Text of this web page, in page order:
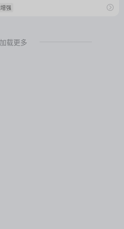
强
加载更多